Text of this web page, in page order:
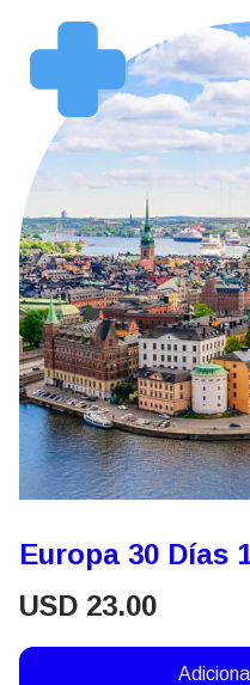
Europa 30 Días
USD 23.00